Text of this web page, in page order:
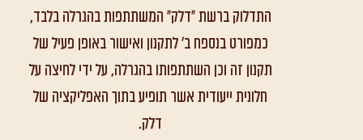
התדלוק ברשת "דלק" המשתתפות בהגרלה בלבד,
כמפורט בנספח ב' לתקנון ואישור באופן פעיל של
תקנון זה וכן השתתפותו בהגרלה, על ידי לחיצה על
חלונית ייעודית אשר תופיע בתוך האפליקציה של
דלק.